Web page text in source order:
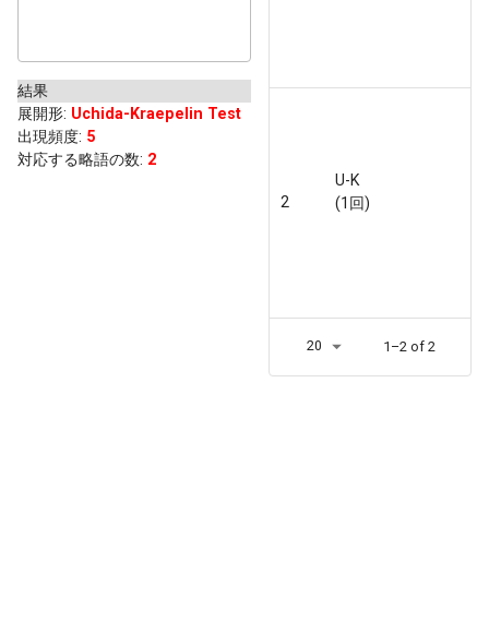
結果
展開形: Uchida-Kraepelin Test
出現頻度: 5
対応する略語の数: 2
2
U-K
(1回)
20 1–2 of 2